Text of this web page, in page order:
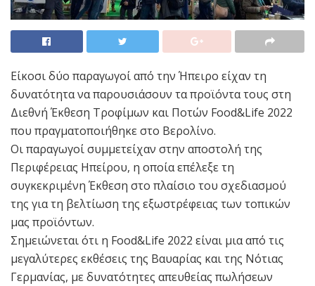
Είκοσι δύο παραγωγοί από την Ήπειρο είχαν τη
δυνατότητα να παρουσιάσουν τα προϊόντα τους στη
Διεθνή Έκθεση Τροφίμων και Ποτών Food&Life 2022
που πραγματοποιήθηκε στο Βερολίνο.
Οι παραγωγοί συμμετείχαν στην αποστολή της
Περιφέρειας Ηπείρου, η οποία επέλεξε τη
συγκεκριμένη Έκθεση στο πλαίσιο του σχεδιασμού
της για τη βελτίωση της εξωστρέφειας των τοπικών
μας προϊόντων.
Σημειώνεται ότι η Food&Life 2022 είναι μια από τις
μεγαλύτερες εκθέσεις της Βαυαρίας και της Νότιας
Γερμανίας, με δυνατότητες απευθείας πωλήσεων